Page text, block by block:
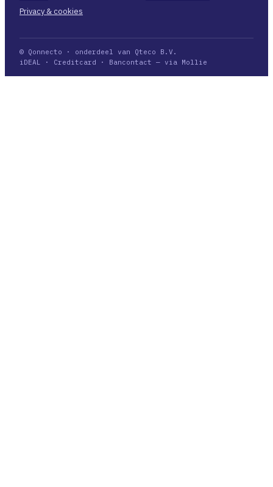
Privacy & cookies
© Qonnecto · onderdeel van Qteco B.V.
iDEAL · Creditcard · Bancontact — via Mollie